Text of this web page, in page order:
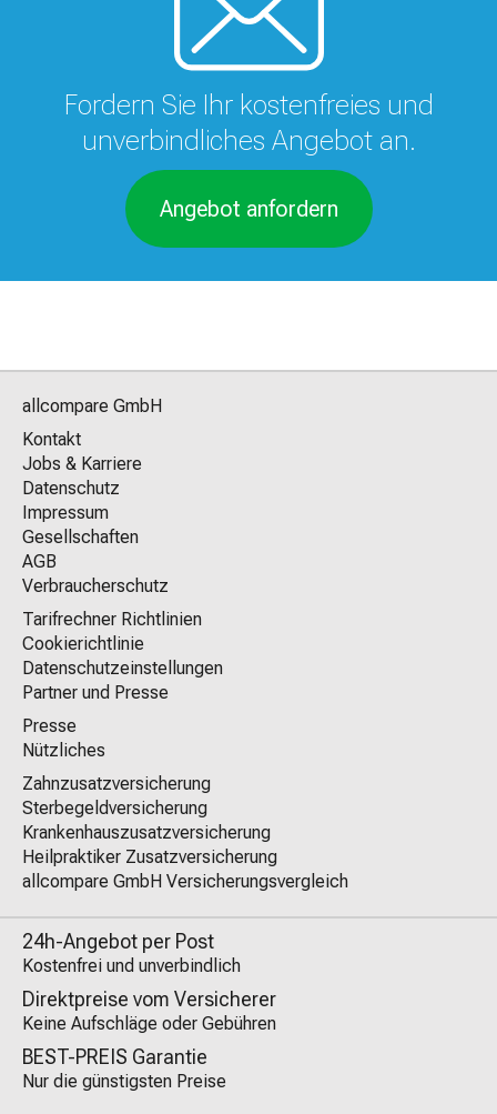
Fordern Sie Ihr kostenfreies und
unverbindliches Angebot an.
Angebot anfordern
allcompare GmbH
Kontakt
Jobs & Karriere
Datenschutz
Impressum
Gesellschaften
AGB
Verbraucherschutz
Tarifrechner Richtlinien
Cookierichtlinie
Datenschutzeinstellungen
Partner und Presse
Presse
Nützliches
Zahnzusatzversicherung
Sterbegeldversicherung
Krankenhauszusatzversicherung
Heilpraktiker Zusatzversicherung
allcompare GmbH Versicherungsvergleich
24h-Angebot per Post
Kostenfrei und unverbindlich
Direktpreise vom Versicherer
Keine Aufschläge oder Gebühren
BEST-PREIS Garantie
Nur die günstigsten Preise